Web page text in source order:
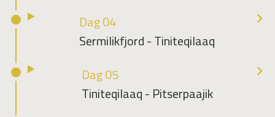
Dag 04
Sermilikfjord - Tiniteqilaaq
Dag 05
Tiniteqilaaq - Pitserpaajik